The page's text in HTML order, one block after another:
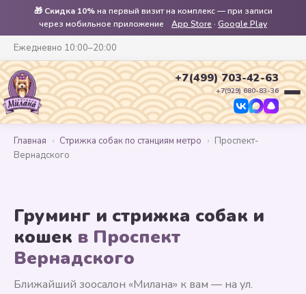
🎁 Скидка 10%на первый визит на комплекс — при записи
через мобильное приложение
App Store · Google Play
Ежедневно 10:00–20:00
+7(499) 703-42-63
+7(929) 680-83-36
Главная › Стрижка собак по станциям метро › Проспект-
Вернадского
Груминг и стрижка собак и
кошек в Проспект
Вернадского
Ближайший зоосалон «Милана» к вам — на ул.